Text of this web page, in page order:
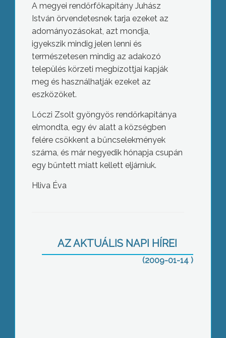
A megyei rendőrfőkapitány Juhász
István örvendetesnek tarja ezeket az
adományozásokat, azt mondja,
igyekszik mindig jelen lenni és
természetesen mindig az adakozó
település körzeti megbízottjai kapják
meg és használhatják ezeket az
eszközöket.
Lóczi Zsolt gyöngyös rendőrkapitánya
elmondta, egy év alatt a községben
felére csökkent a bűncselekmények
száma, és már negyedik hónapja csupán
egy bűntett miatt kellett eljárniuk.
Hliva Éva
AZ AKTUÁLIS NAPI HÍREI
(2009-01-14 )
intenzív ónos esőt jelent